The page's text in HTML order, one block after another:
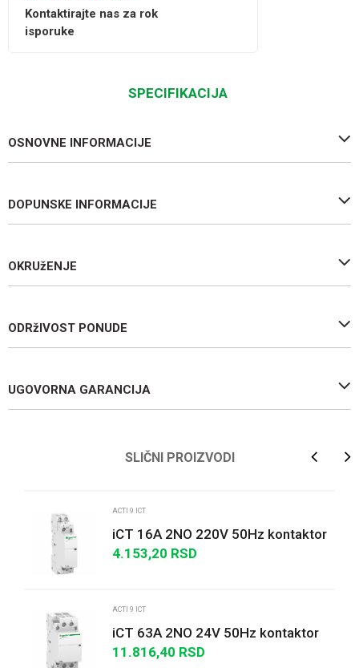
Kontaktirajte nas za rok
isporuke
SPECIFIKACIJA
OSNOVNE INFORMACIJE
DOPUNSKE INFORMACIJE
OKRUžENJE
ODRžIVOST PONUDE
UGOVORNA GARANCIJA
SLIČNI PROIZVODI
ACTI 9 ICT
iCT 16A 2NO 220V 50Hz kontaktor
4.153,20 RSD
ACTI 9 ICT
iCT 63A 2NO 24V 50Hz kontaktor
11.816,40 RSD